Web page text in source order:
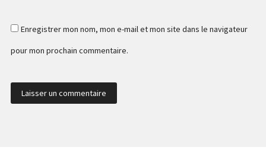
Enregistrer mon nom, mon e-mail et mon site dans le navigateur
pour mon prochain commentaire.